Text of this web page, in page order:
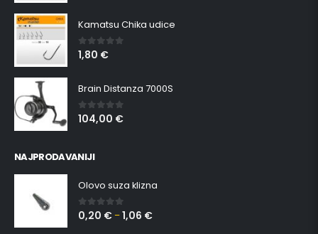
Kamatsu Chika udice
0 out of 5
1,80 €
Brain Distanza 7000S
0out of 5
104,00 €
NAJPRODAVANIJI
Olovo suza klizna
0 out of 5
0,20 € –1,06 €